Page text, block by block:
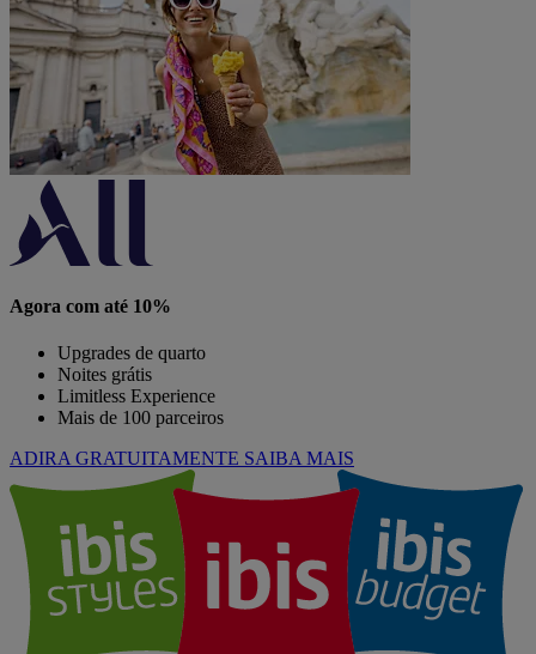
Agora com até 10%
Upgrades de quarto
Noites grátis
Limitless Experience
Mais de 100 parceiros
ADIRA GRATUITAMENTE SAIBA MAIS